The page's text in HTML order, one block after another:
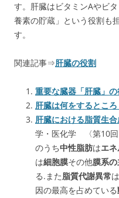
す。肝臓はビタミンAやビ
養素の貯蔵」という役割も
す。
関連記事⇒肝臓の役割
重要な臓器「肝臓」の
肝臓は何をするところ
肝臓における脂質生
学・医化学 〈第10回
のうち中性脂肪はエ
は細胞膜その他膜系
る.また脂質代謝異常
因の最高を占めている